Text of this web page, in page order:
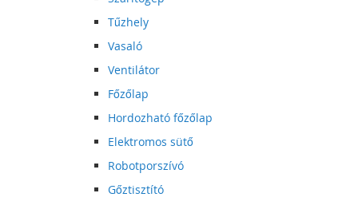
Tűzhely
Vasaló
Ventilátor
Főzőlap
Hordozható főzőlap
Elektromos sütő
Robotporszívó
Gőztisztító